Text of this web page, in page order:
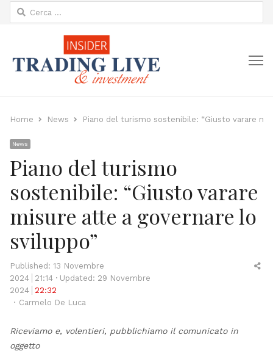
Ricerca
per:
Home News Piano del turismo sostenibile: “Giusto varare
News
Piano del turismo
sostenibile: “Giusto varare
misure atte a governare lo
sviluppo”
Published: 13 Novembre
2024
21:14
Updated: 29 Novembre
2024
22:32
Author
Carmelo De Luca
Riceviamo e, volentieri, pubblichiamo il comunicato in
oggetto